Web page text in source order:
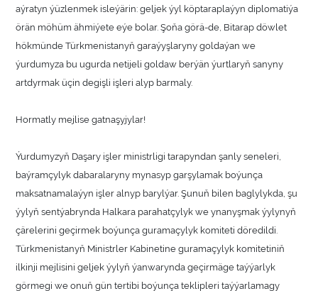
aýratyn ýüzlenmek isleýärin: geljek ýyl köptaraplaýyn diplomatiýa
örän möhüm ähmiýete eýe bolar. Şoňa görä-de, Bitarap döwlet
hökmünde Türkmenistanyň garaýyşlaryny goldaýan we
ýurdumyza bu ugurda netijeli goldaw berýän ýurtlaryň sanyny
artdyrmak üçin degişli işleri alyp barmaly.
Hormatly mejlise gatnaşyjylar!
Ýurdumyzyň Daşary işler ministrligi tarapyndan şanly seneleri,
baýramçylyk dabaralaryny mynasyp garşylamak boýunça
maksatnamalaýyn işler alnyp barylýar. Şunuň bilen baglylykda, şu
ýylyň sentýabrynda Halkara parahatçylyk we ynanyşmak ýylynyň
çärelerini geçirmek boýunça guramaçylyk komiteti döredildi.
Türkmenistanyň Ministrler Kabinetine guramaçylyk komitetiniň
ilkinji mejlisini geljek ýylyň ýanwarynda geçirmäge taýýarlyk
görmegi we onuň gün tertibi boýunça teklipleri taýýarlamagy